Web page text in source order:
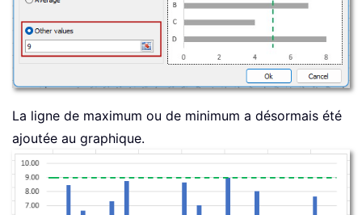
La ligne de maximum ou de minimum a désormais été
ajoutée au graphique.